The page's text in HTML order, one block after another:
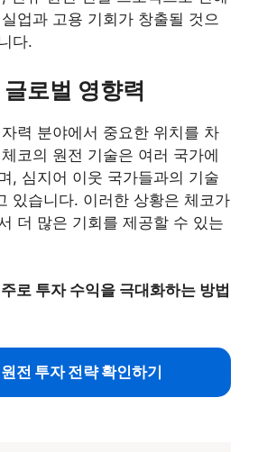
업과 고용 기회가 창출될 것으
다.
로벌 영향력
력 분야에서 중요한 위치를 차
코의 원전 기술은 여러 국가에
, 심지어 이웃 국가들과의 기술
있습니다. 이러한 상황은 체코가
더 많은 기회를 제공할 수 있는
로 투자 수익을 극대화하는 방법
전 투자 전략 확인하기